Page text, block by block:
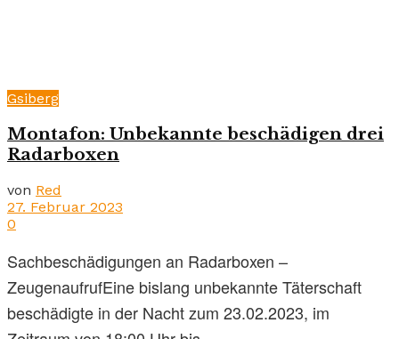
Gsiberg
Montafon: Unbekannte beschädigen drei
Radarboxen
von Red
27. Februar 2023
0
Sachbeschädigungen an Radarboxen –
ZeugenaufrufEine bislang unbekannte Täterschaft
beschädigte in der Nacht zum 23.02.2023, im